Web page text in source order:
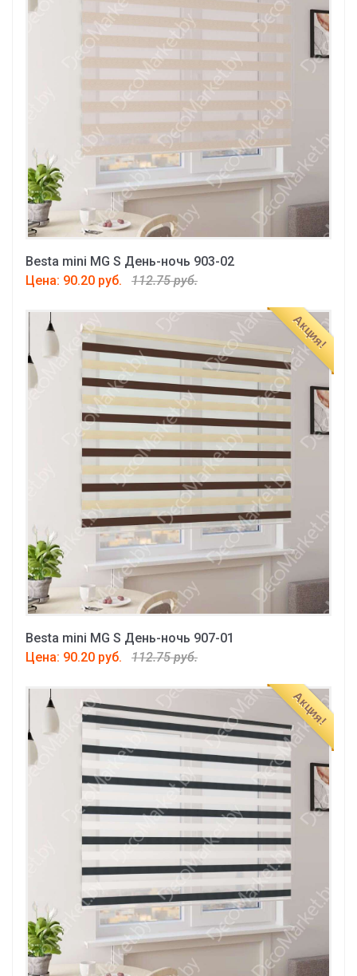
Besta mini MG S День-ночь 903-02
Цена: 90.20 руб.
112.75 руб.
Акция!
Besta mini MG S День-ночь 907-01
Цена: 90.20 руб.
112.75 руб.
Акция!